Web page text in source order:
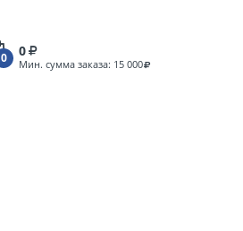
0 0
Мин. сумма заказа: 15 000